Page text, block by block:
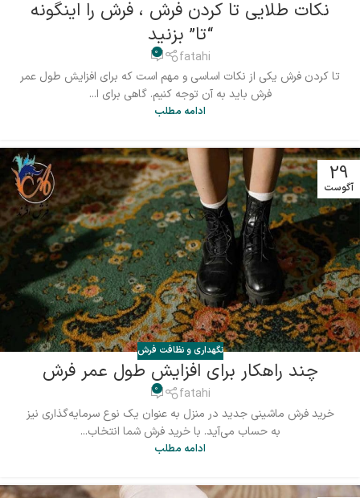
نکات طلایی تا کردن فرش ، فرش را اینگونه
“تا” بزنید
fatahi
0
تا کردن فرش یکی از نکات اساسی و مهم است که برای افزایش طول عمر
فرش باید به آن توجه کنیم. گاهی برای ا...
ادامه مطلب
29
آگوست
نگهداری و نظافت فرش
چند راهکار برای افزایش طول عمر فرش
fatahi
0
خرید فرش ماشینی جدید در منزل به عنوان یک نوع سرمایه‌گذاری نیز
به حساب می‌آید. با خرید فرش شما انتخاب...
ادامه مطلب